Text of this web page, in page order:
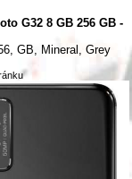
G32 8 GB 256 GB -
GB, Mineral, Grey